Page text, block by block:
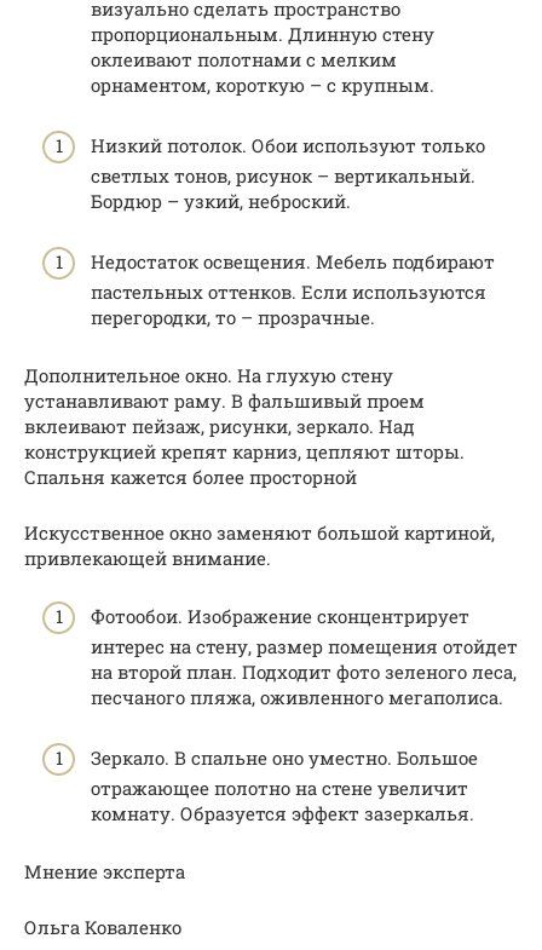
визуально сделать пространство
пропорциональным. Длинную стену
оклеивают полотнами с мелким
орнаментом, короткую – с крупным.
Низкий потолок. Обои используют только
светлых тонов, рисунок – вертикальный.
Бордюр – узкий, неброский.
Недостаток освещения. Мебель подбирают
пастельных оттенков. Если используются
перегородки, то – прозрачные.
Дополнительное окно. На глухую стену
устанавливают раму. В фальшивый проем
вклеивают пейзаж, рисунки, зеркало. Над
конструкцией крепят карниз, цепляют шторы.
Спальня кажется более просторной
Искусственное окно заменяют большой картиной,
привлекающей внимание.
Фотообои. Изображение сконцентрирует
интерес на стену, размер помещения отойдет
на второй план. Подходит фото зеленого леса,
песчаного пляжа, оживленного мегаполиса.
Зеркало. В спальне оно уместно. Большое
отражающее полотно на стене увеличит
комнату. Образуется эффект зазеркалья.
Мнение эксперта
Ольга Коваленко